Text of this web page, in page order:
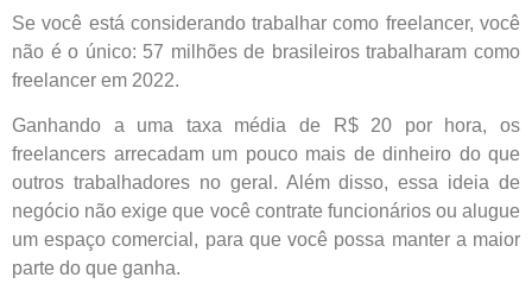
Se você está considerando trabalhar como freelancer, você
não é o único: 57 milhões de brasileiros trabalharam como
freelancer em 2022.
Ganhando a uma taxa média de R$ 20 por hora, os
freelancers arrecadam um pouco mais de dinheiro do que
outros trabalhadores no geral. Além disso, essa ideia de
negócio não exige que você contrate funcionários ou alugue
um espaço comercial, para que você possa manter a maior
parte do que ganha.